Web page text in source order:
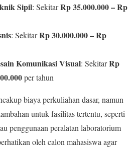
Sipil: SekitarRp 35.000.000 – Rp
: SekitarRp 30.000.000 – Rp
Komunikasi Visual: SekitarRp
per tahun
biaya perkuliahan dasar, namun
untuk fasilitas tertentu, seperti
penggunaan peralatan laboratorium
oleh calon mahasiswa agar